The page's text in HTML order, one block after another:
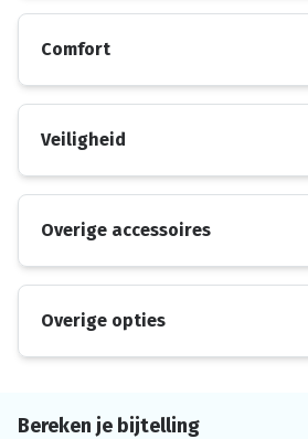
Comfort
Veiligheid
Overige accessoires
Overige opties
Bereken je bijtelling